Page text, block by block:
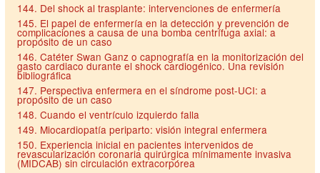
144. Del shock al trasplante: intervenciones de enfermería
145. El papel de enfermería en la detección y prevención de
complicaciones a causa de una bomba centrífuga axial: a
propósito de un caso
146. Catéter Swan Ganz o capnografía en la monitorización del
gasto cardiaco durante el shock cardiogénico. Una revisión
bibliográfica
147. Perspectiva enfermera en el síndrome post-UCI: a
propósito de un caso
148. Cuando el ventrículo izquierdo falla
149. Miocardiopatía periparto: visión integral enfermera
150. Experiencia inicial en pacientes intervenidos de
revascularización coronaria quirúrgica mínimamente invasiva
(MIDCAB) sin circulación extracorpórea